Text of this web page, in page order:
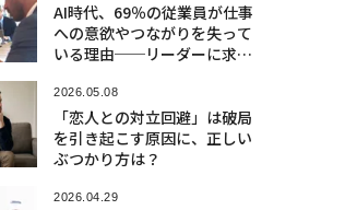
AI時代、69％の従業員が仕事
への意欲やつながりを失って
いる理由──リーダーに求め
2026.05.08
「恋人との対立回避」は破局
を引き起こす原因に、正しい
ぶつかり方は？
2026.04.29